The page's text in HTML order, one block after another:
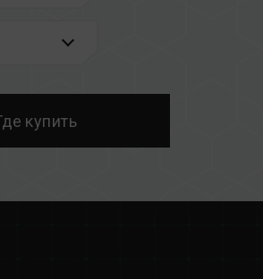
проходит тестирование
привести к
(IMC) и текущая версия
памяти.
(или ниже). Это
Некоторые
поскольку
купить